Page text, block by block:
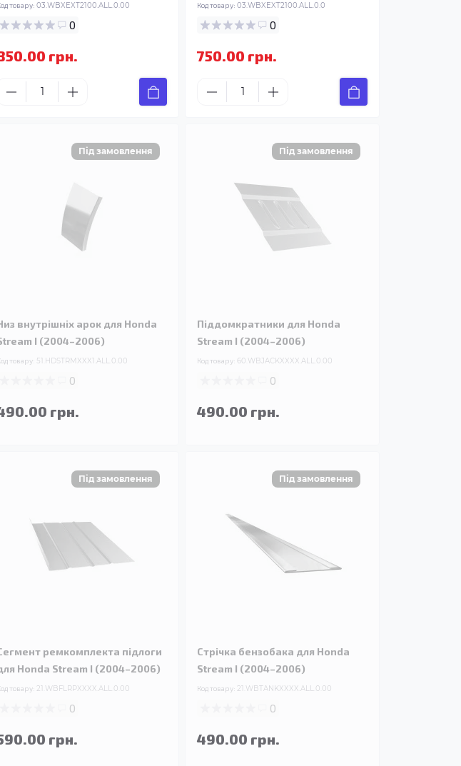
товару: 03.WBXEXT2100.ALL.0.00
0
грн.
Код товару: 03.WBXEXT2100.ALL.0.0
0
750.00 грн.
внутрішніх арок для Honda
I (2004–2006)
товару: 51.HDSTRMXXX1.ALL.0.00
0
грн.
Піддомкратники для Honda
Stream I (2004–2006)
Код товару: 60.WBJACKXXXX.ALL.0.00
0
490.00 грн.
ремкомплекта підлоги
Honda Stream I (2004–2006)
товару: 21.WBFLRPXXXX.ALL.0.00
0
грн.
Стрічка бензобака для Honda
Stream I (2004–2006)
Код товару: 21.WBTANKXXXX.ALL.0.00
0
490.00 грн.